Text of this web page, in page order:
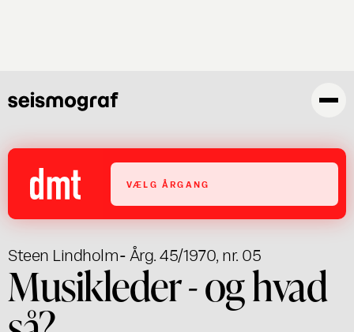
VÆLG ÅRGANG
Steen Lindholm- Årg. 45/1970, nr. 05
Musikleder - og hvad